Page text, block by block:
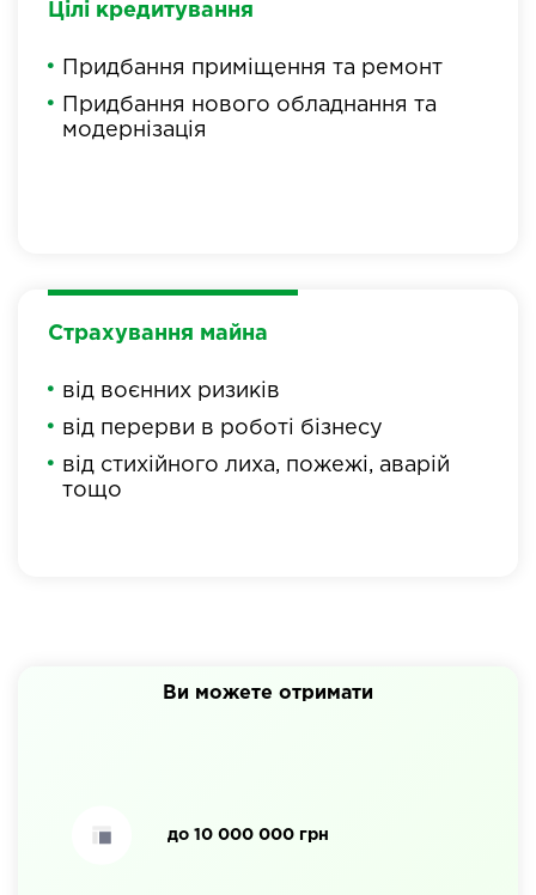
Цілі кредитування
Придбання приміщення та ремонт
Придбання нового обладнання та
модернізація
Страхування майна
від воєнних ризиків
від перерви в роботі бізнесу
від стихійного лиха, пожежі, аварій
тощо
Ви можете отримати
до 10 000 000 грн